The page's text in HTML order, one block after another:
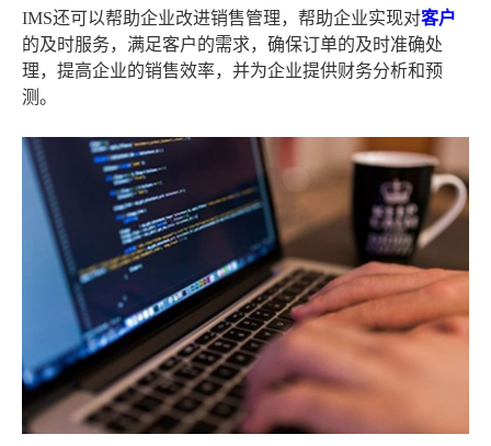
IMS还可以帮助企业改进销售管理，帮助企业实现对客户
的及时服务，满足客户的需求，确保订单的及时准确处
理，提高企业的销售效率，并为企业提供财务分析和预
测。